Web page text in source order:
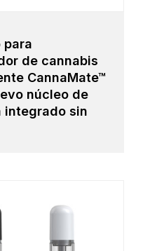
para
de cannabis
CannaMate™
núcleo de
integrado sin